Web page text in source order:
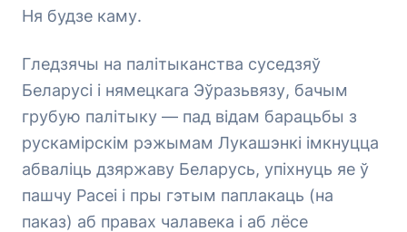
Ня будзе каму.
Гледзячы на палітыканства суседзяў
Беларусі і нямецкага Эўразьвязу, бачым
грубую палітыку — пад відам барацьбы з
рускамірскім рэжымам Лукашэнкі імкнуцца
абваліць дзяржаву Беларусь, упіхнуць яе ў
пашчу Расеі і пры гэтым паплакаць (на
паказ) аб правах чалавека і аб лёсе